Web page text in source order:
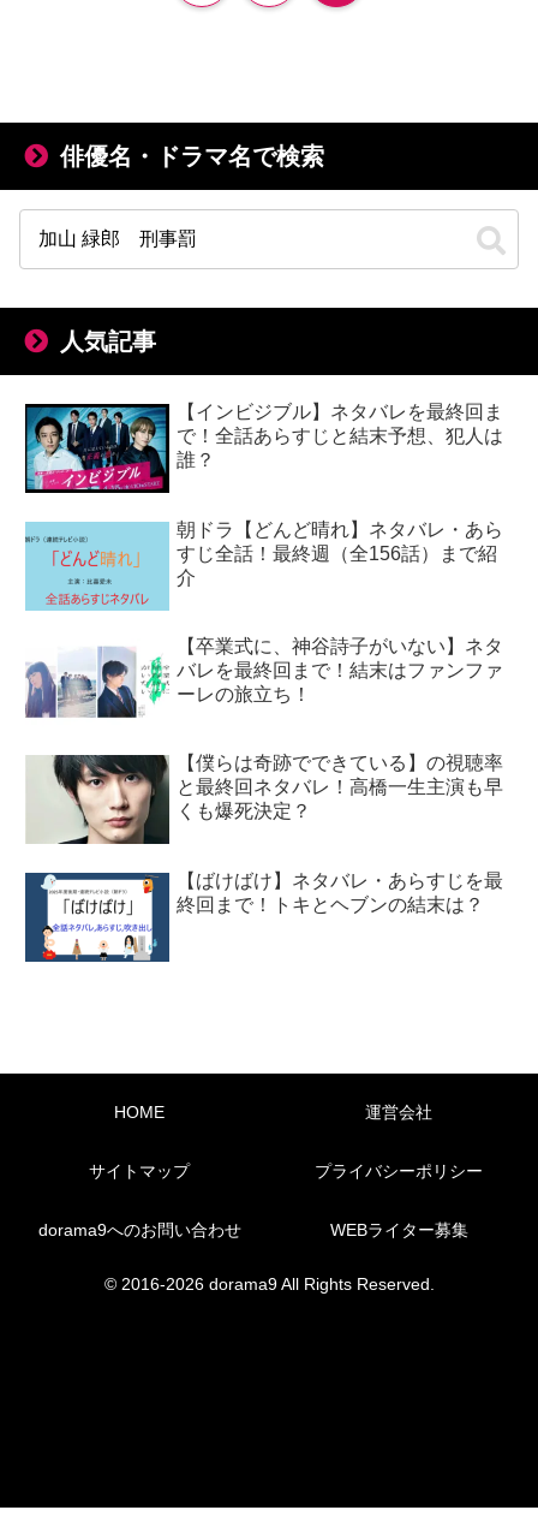
俳優名・ドラマ名で検索
人気記事
【インビジブル】ネタバレを最終回ま
で！全話あらすじと結末予想、犯人は
誰？
朝ドラ【どんど晴れ】ネタバレ・あら
すじ全話！最終週（全156話）まで紹
介
【卒業式に、神谷詩子がいない】ネタ
バレを最終回まで！結末はファンファ
ーレの旅立ち！
【僕らは奇跡でできている】の視聴率
と最終回ネタバレ！高橋一生主演も早
くも爆死決定？
【ばけばけ】ネタバレ・あらすじを最
終回まで！トキとヘブンの結末は？
HOME 運営会社
サイトマップ プライバシーポリシー
dorama9へのお問い合わせ WEBライター募集
© 2016-2026 dorama9 All Rights Reserved.